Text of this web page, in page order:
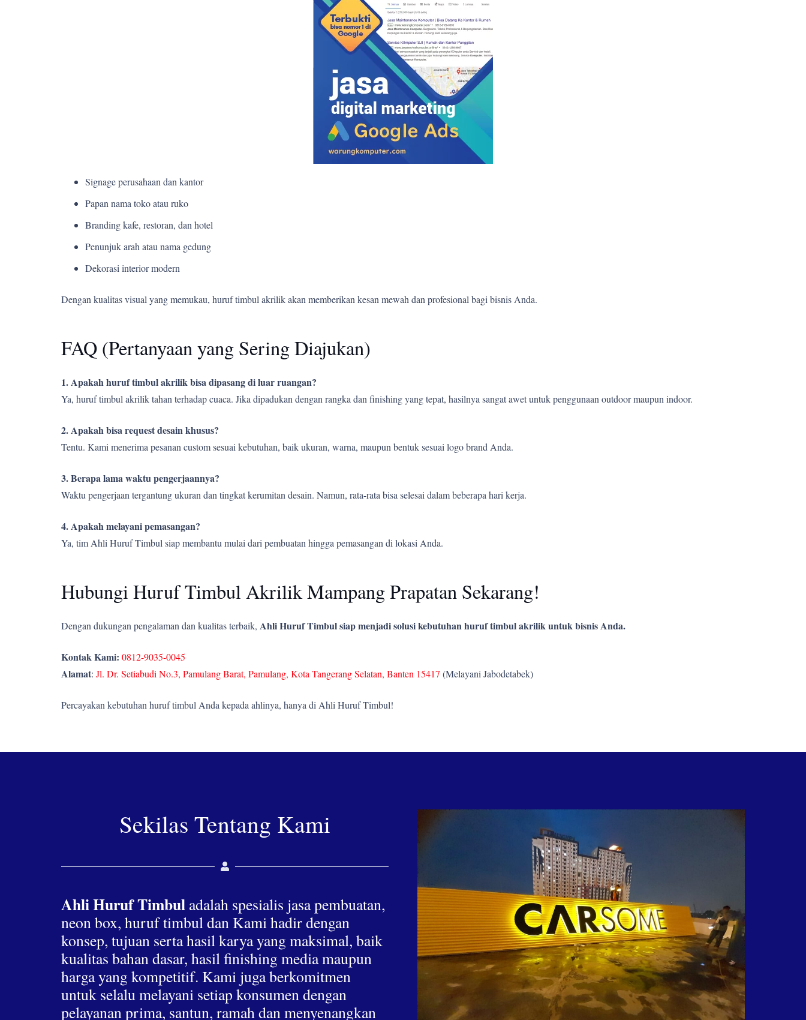
Signage perusahaan dan kantor
Papan nama toko atau ruko
Branding kafe, restoran, dan hotel
Penunjuk arah atau nama gedung
Dekorasi interior modern
Dengan kualitas visual yang memukau, huruf timbul akrilik akan memberikan kesan mewah dan profesional bagi bisnis Anda.
FAQ (Pertanyaan yang Sering Diajukan)
1. Apakah huruf timbul akrilik bisa dipasang di luar ruangan?
Ya, huruf timbul akrilik tahan terhadap cuaca. Jika dipadukan dengan rangka dan finishing yang tepat, hasilnya sangat awet untuk penggunaan outdoor maupun indoor.
2. Apakah bisa request desain khusus?
Tentu. Kami menerima pesanan custom sesuai kebutuhan, baik ukuran, warna, maupun bentuk sesuai logo brand Anda.
3. Berapa lama waktu pengerjaannya?
Waktu pengerjaan tergantung ukuran dan tingkat kerumitan desain. Namun, rata-rata bisa selesai dalam beberapa hari kerja.
4. Apakah melayani pemasangan?
Ya, tim Ahli Huruf Timbul siap membantu mulai dari pembuatan hingga pemasangan di lokasi Anda.
Hubungi Huruf Timbul Akrilik Mampang Prapatan Sekarang!
Dengan dukungan pengalaman dan kualitas terbaik, Ahli Huruf Timbul siap menjadi solusi kebutuhan huruf timbul akrilik untuk bisnis Anda.
Kontak Kami: 0812-9035-0045
Alamat: Jl. Dr. Setiabudi No.3, Pamulang Barat, Pamulang, Kota Tangerang Selatan, Banten 15417 (Melayani Jabodetabek)
Percayakan kebutuhan huruf timbul Anda kepada ahlinya, hanya di Ahli Huruf Timbul!
Sekilas Tentang Kami
Ahli Huruf Timbul adalah spesialis jasa pembuatan,
neon box, huruf timbul dan Kami hadir dengan
konsep, tujuan serta hasil karya yang maksimal, baik
kualitas bahan dasar, hasil finishing media maupun
harga yang kompetitif. Kami juga berkomitmen
untuk selalu melayani setiap konsumen dengan
pelayanan prima, santun, ramah dan menyenangkan